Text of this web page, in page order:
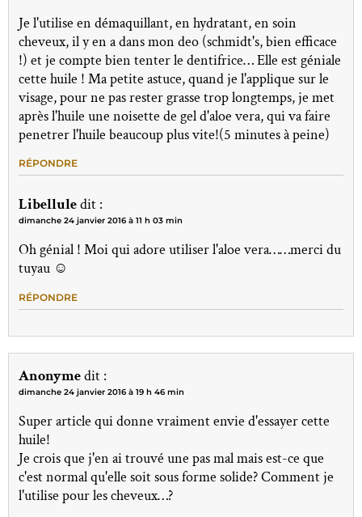
Je l'utilise en démaquillant, en hydratant, en soin
cheveux, il y en a dans mon deo (schmidt's, bien efficace
!) et je compte bien tenter le dentifrice… Elle est géniale
cette huile ! Ma petite astuce, quand je l'applique sur le
visage, pour ne pas rester grasse trop longtemps, je met
après l'huile une noisette de gel d'aloe vera, qui va faire
penetrer l'huile beaucoup plus vite!(5 minutes à peine)
RÉPONDRE
Libelluledit :
dimanche 24 janvier 2016 à 11 h 03 min
Oh génial ! Moi qui adore utiliser l'aloe vera……merci du
tuyau ☺
RÉPONDRE
Anonymedit :
dimanche 24 janvier 2016 à 19 h 46 min
Super article qui donne vraiment envie d'essayer cette
huile!
Je crois que j'en ai trouvé une pas mal mais est-ce que
c'est normal qu'elle soit sous forme solide? Comment je
l'utilise pour les cheveux…?